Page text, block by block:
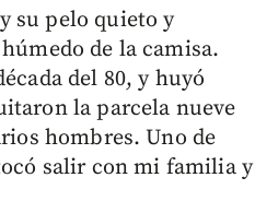
su pelo quieto y
de la camisa.
del 80, y huyó
la parcela nueve
hombres. Uno de
salir con mi familia y